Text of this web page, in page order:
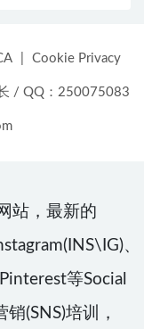
Cookie Privacy
/ QQ：250075083
站，最新的
、
等Social
(SNS)培训，